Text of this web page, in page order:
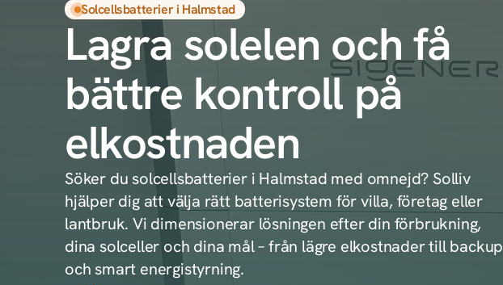
Solcellsbatterier i Halmstad
Lagra solelen och få
bättre kontroll på
elkostnaden
Söker du solcellsbatterier i Halmstad med omnejd? Solliv
hjälper dig att välja rätt batterisystem för villa, företag eller
lantbruk. Vi dimensionerar lösningen efter din förbrukning,
dina solceller och dina mål – från lägre elkostnader till backup
och smart energistyrning.